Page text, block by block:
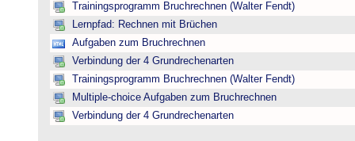
Trainingsprogramm Bruchrechnen (Walter Fendt)
Lernpfad: Rechnen mit Brüchen
Aufgaben zum Bruchrechnen
Verbindung der 4 Grundrechenarten
Trainingsprogramm Bruchrechnen (Walter Fendt)
Multiple-choice Aufgaben zum Bruchrechnen
Verbindung der 4 Grundrechenarten